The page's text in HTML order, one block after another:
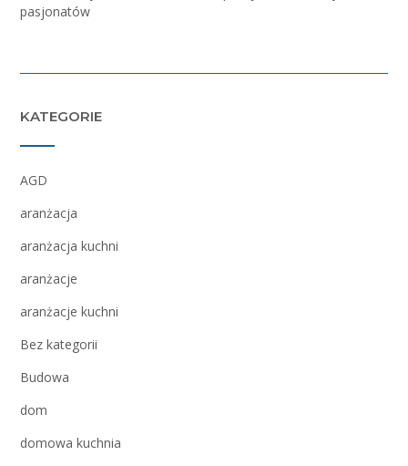
pasjonatów
KATEGORIE
AGD
aranżacja
aranżacja kuchni
aranżacje
aranżacje kuchni
Bez kategorii
Budowa
dom
domowa kuchnia